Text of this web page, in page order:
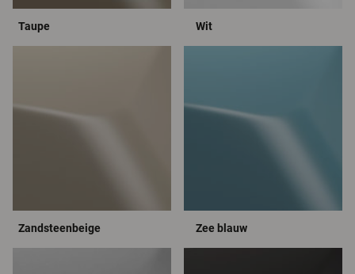
Taupe Wit
Zandsteenbeige Zee blauw